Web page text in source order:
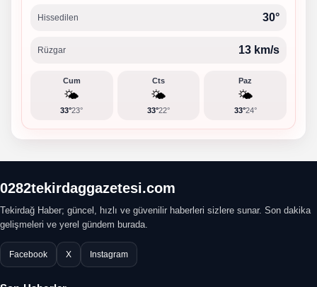
Hissedilen 30°
Rüzgar 13 km/s
Cum
🌤️
33°23°
Cts
🌤️
33°22°
Paz
🌤️
33°24°
0282tekirdaggazetesi.com
Tekirdağ Haber; güncel, hızlı ve güvenilir haberleri sizlere sunar. Son dakika
gelişmeleri ve yerel gündem burada.
Facebook X Instagram